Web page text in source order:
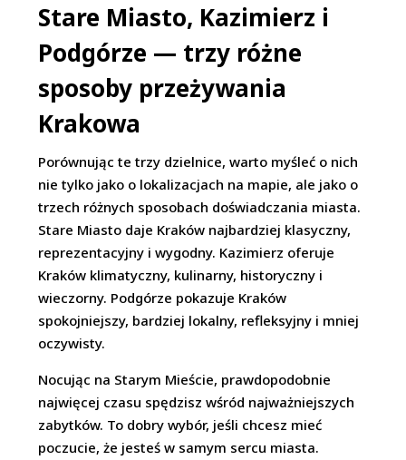
Stare Miasto, Kazimierz i
Podgórze — trzy różne
sposoby przeżywania
Krakowa
Porównując te trzy dzielnice, warto myśleć o nich
nie tylko jako o lokalizacjach na mapie, ale jako o
trzech różnych sposobach doświadczania miasta.
Stare Miasto daje Kraków najbardziej klasyczny,
reprezentacyjny i wygodny. Kazimierz oferuje
Kraków klimatyczny, kulinarny, historyczny i
wieczorny. Podgórze pokazuje Kraków
spokojniejszy, bardziej lokalny, refleksyjny i mniej
oczywisty.
Nocując na Starym Mieście, prawdopodobnie
najwięcej czasu spędzisz wśród najważniejszych
zabytków. To dobry wybór, jeśli chcesz mieć
poczucie, że jesteś w samym sercu miasta.